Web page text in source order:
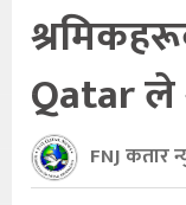
Qatar ले
FNJ कतार